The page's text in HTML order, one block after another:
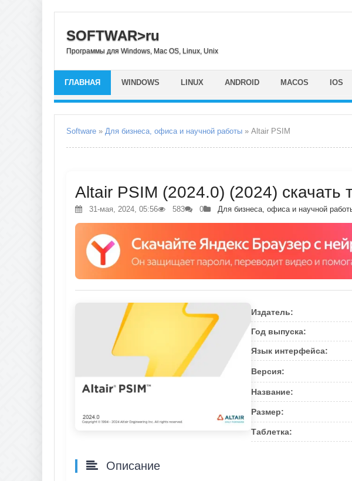
SOFTWAR>ru
Программы для Windows, Mac OS, Linux, Unix
ГЛАВНАЯ WINDOWS LINUX ANDROID MACOS IOS
Software » Для бизнеса, офиса и научной работы » Altair PSIM
Altair PSIM (2024.0) (2024) скачать
31-мая, 2024, 05:56 583 0 Для бизнеса, офиса и научной
Издатель:
Год выпуска:
Язык интерфейса:
Версия:
Название:
Размер:
Таблетка:
Описание